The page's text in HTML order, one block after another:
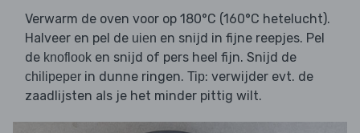
Verwarm de oven voor op 180°C (160°C hetelucht).
Halveer en pel de uien en snijd in fijne reepjes. Pel
de knoflook en snijd of pers heel fijn. Snijd de
chilipeper in dunne ringen. Tip: verwijder evt. de
zaadlijsten als je het minder pittig wilt.